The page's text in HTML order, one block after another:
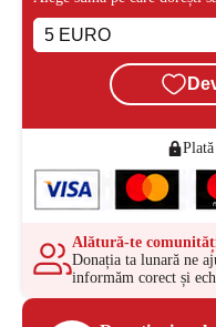
Alătură-te
Donația ta lunară ne
informăm corect și